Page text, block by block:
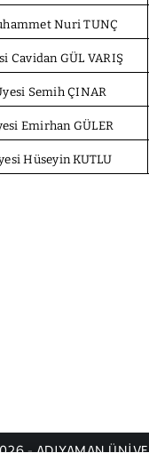
Nuri TUNÇ
Cavidan GÜL VARIŞ
Semih ÇINAR
Emirhan GÜLER
Hüseyin KUTLU